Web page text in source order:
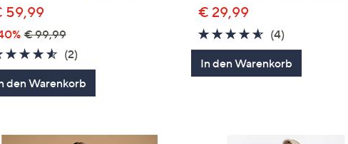
59,99
€ 99,99
4.5
von
5
(2)2
Bewertungen
den Warenkorb
€ 29,99
4.5
von
5
(4)
Bewertungen
In den Warenkorb